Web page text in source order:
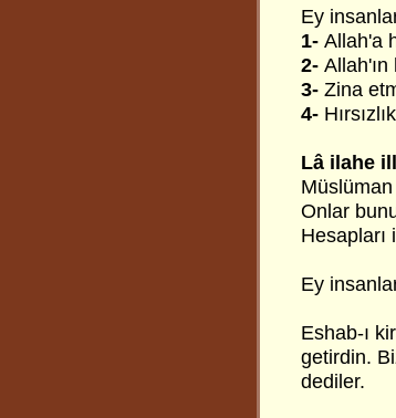
Ey
1- Allah'a
2- Allah'ın
3- Zina
4-
Lâ ilahe
Onlar
Hesapları
Ey
Eshab-ı
getirdin.
dediler.